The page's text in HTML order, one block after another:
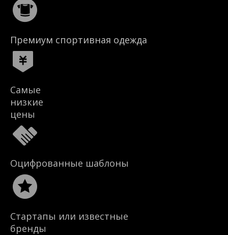
Премиум спортивная одежда
Самые
низкие
цены
Оцифрованные шаблоны
Стартапы или известные
бренды